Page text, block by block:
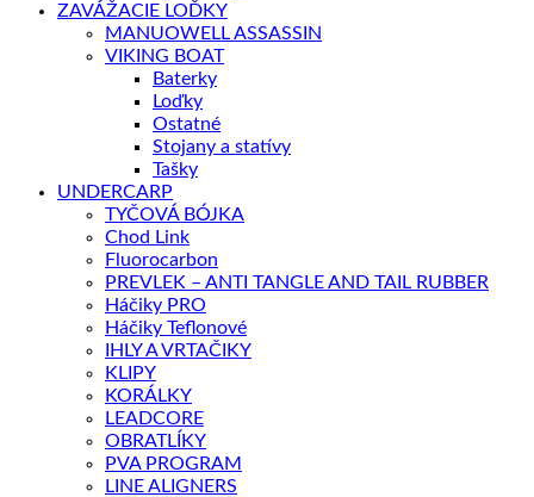
ZAVÁŽACIE LOĎKY
MANUOWELL ASSASSIN
VIKING BOAT
Baterky
Loďky
Ostatné
Stojany a statívy
Tašky
UNDERCARP
TYČOVÁ BÓJKA
Chod Link
Fluorocarbon
PREVLEK – ANTI TANGLE AND TAIL RUBBER
Háčiky PRO
Háčiky Teflonové
IHLY A VRTAČIKY
KLIPY
KORÁLKY
LEADCORE
OBRATLÍKY
PVA PROGRAM
LINE ALIGNERS